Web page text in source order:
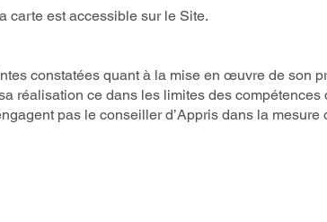
carte est accessible sur le Site.
constatées quant à la mise en œuvre de son
réalisation ce dans les limites des compétences
pas le conseiller d’Appris dans la